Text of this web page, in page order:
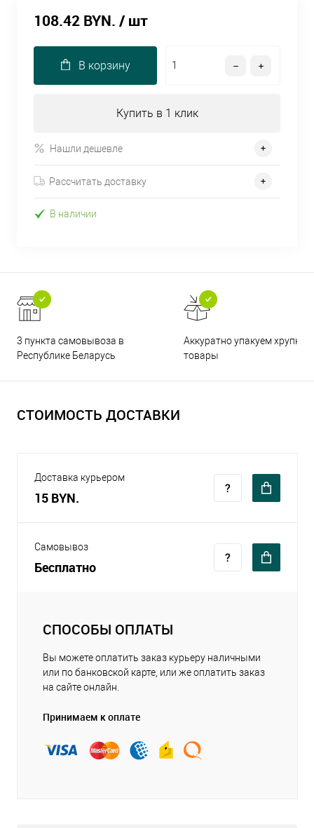
108.42 BYN. / шт
В корзину
Купить в 1 клик
Нашли дешевле
Рассчитать доставку
В наличии
3 пункта самовывоза в
Республике Беларусь
Аккуратно упакуем хрупкие
товары
СТОИМОСТЬ ДОСТАВКИ
Доставка курьером
15 BYN.
Самовывоз
Бесплатно
СПОСОБЫ ОПЛАТЫ
Вы можете оплатить заказ курьеру наличными
или по банковской карте, или же оплатить заказ
на сайте онлайн.
Принимаем к оплате